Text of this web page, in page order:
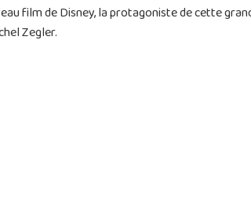
film de Disney, la protagoniste de cette
Zegler.